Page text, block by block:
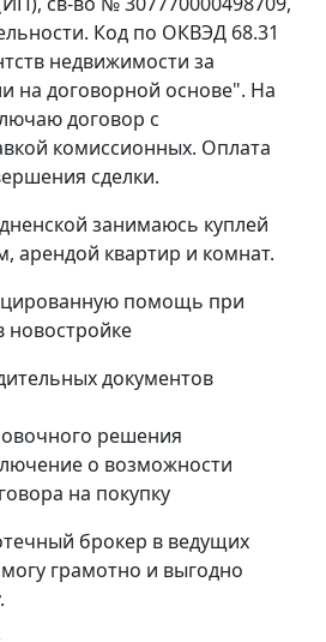
Код по ОКВЭД 68.31
недвижимости за
на договорной основе". На
договор с
комиссионных. Оплата
сделки.
занимаюсь куплей
арендой квартир и комнат.
помощь при
новостройке
документов
решения
о возможности
на покупку
брокер в ведущих
грамотно и выгодно